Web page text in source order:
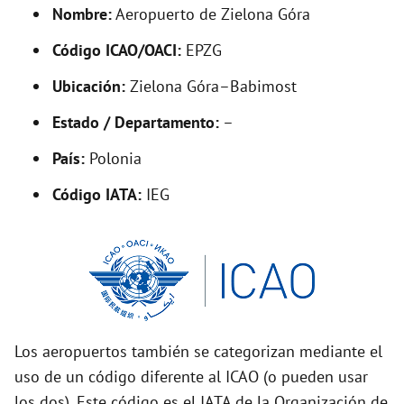
d
e
o
Nombre:Aeropuerto de Zielona Góra
Código ICAO/OACI: EPZG
Ubicación: Zielona Góra–Babimost
Estado / Departamento: –
País: Polonia
Código IATA: IEG
Los aeropuertos también se categorizan mediante el
uso de un código diferente al ICAO (o pueden usar